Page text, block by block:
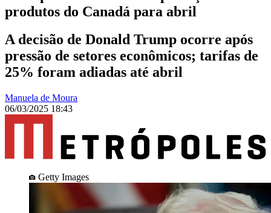
produtos do Canadá para abril
A decisão de Donald Trump ocorre após
pressão de setores econômicos; tarifas de
25% foram adiadas até abril
Manuela de Moura
06/03/2025 18:43
Getty Images